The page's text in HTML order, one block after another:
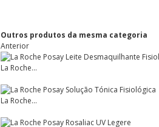
Outros produtos da mesma categoria
Anterior
La Roche...
La Roche...